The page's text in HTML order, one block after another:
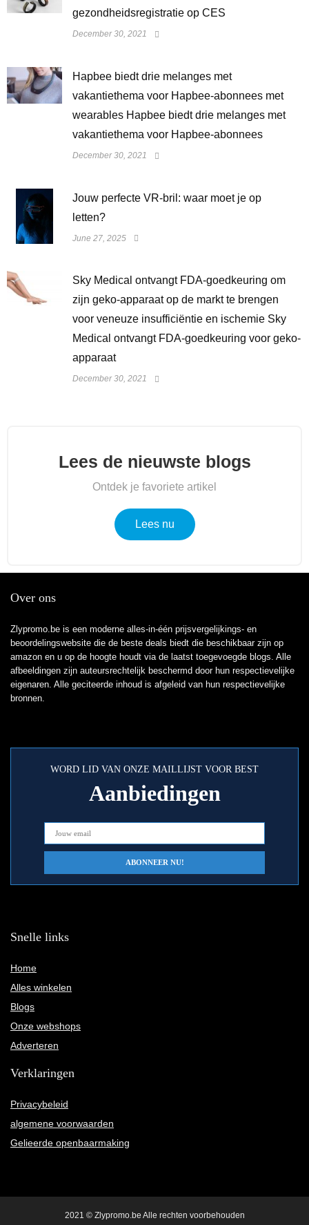
gezondheidsregistratie op CES
December 30, 2021
Hapbee biedt drie melanges met
vakantiethema voor Hapbee-abonnees met
wearables Hapbee biedt drie melanges met
vakantiethema voor Hapbee-abonnees
December 30, 2021
Jouw perfecte VR-bril: waar moet je op
letten?
June 27, 2025
Sky Medical ontvangt FDA-goedkeuring om
zijn geko-apparaat op de markt te brengen
voor veneuze insufficiëntie en ischemie Sky
Medical ontvangt FDA-goedkeuring voor geko-
apparaat
December 30, 2021
Lees de nieuwste blogs
Ontdek je favoriete artikel
Lees nu
Over ons
Zlypromo.be is een moderne alles-in-één prijsvergelijkings- en
beoordelingswebsite die de beste deals biedt die beschikbaar zijn op
amazon en u op de hoogte houdt via de laatst toegevoegde blogs. Alle
afbeeldingen zijn auteursrechtelijk beschermd door hun respectievelijke
eigenaren. Alle geciteerde inhoud is afgeleid van hun respectievelijke
bronnen.
WORD LID VAN ONZE MAILLIJST VOOR BEST
Aanbiedingen
Snelle links
Home
Alles winkelen
Blogs
Onze webshops
Adverteren
Verklaringen
Privacybeleid
algemene voorwaarden
Gelieerde openbaarmaking
2021 © Zlypromo.be Alle rechten voorbehouden